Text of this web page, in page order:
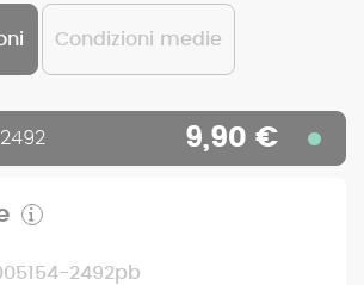
Condizioni medie
9,90 €
2492pb